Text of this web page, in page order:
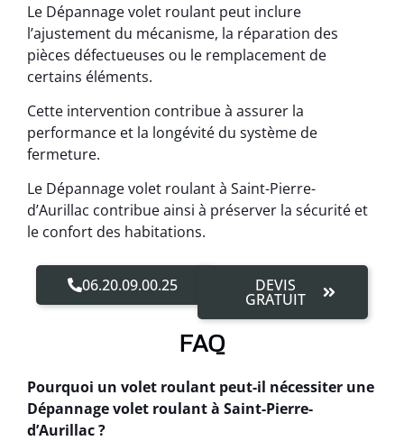
Le Dépannage volet roulant peut inclure
l’ajustement du mécanisme, la réparation des
pièces défectueuses ou le remplacement de
certains éléments.
Cette intervention contribue à assurer la
performance et la longévité du système de
fermeture.
Le Dépannage volet roulant à Saint-Pierre-
d’Aurillac contribue ainsi à préserver la sécurité et
le confort des habitations.
06.20.09.00.25 DEVIS
GRATUIT
FAQ
Pourquoi un volet roulant peut-il nécessiter une
Dépannage volet roulant à Saint-Pierre-
d’Aurillac ?